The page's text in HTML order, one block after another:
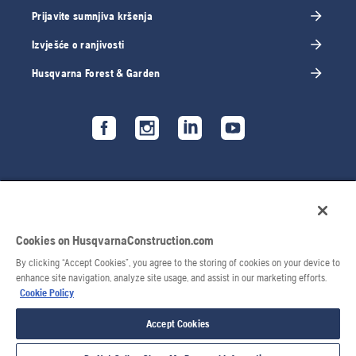
Prijavite sumnjiva kršenja
Izvješće o ranjivosti
Husqvarna Forest & Garden
© 2026 Husqvarna AB. Sva prava pridržana.
Cookies on HusqvarnaConstruction.com
By clicking “Accept Cookies”, you agree to the storing of cookies on your device to
enhance site navigation, analyze site usage, and assist in our marketing efforts.
Cookie Policy
Accept Cookies